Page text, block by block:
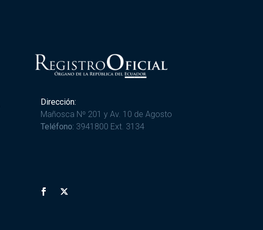
Dirección:
Mañosca Nº 201 y Av. 10 de Agosto
Teléfono: 3941800 Ext. 3134